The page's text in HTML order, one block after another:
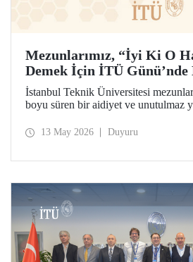
Mezunlarımız, “İyi Ki O
Demek İçin İTÜ Günü’nde
İstanbul Teknik Üniversitesi
boyu süren bir aidiyet ve unutulmaz
70 yıl ve ötesine uzanan kuşaklar,
13 May 2026 Duyuru